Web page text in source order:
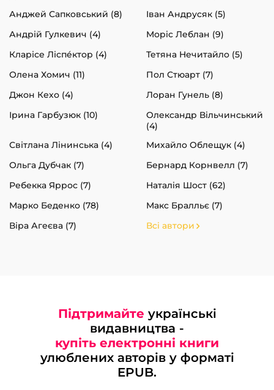
Анджей Сапковський (8)
Іван Андрусяк (5)
Андрій Гулкевич (4)
Моріс Леблан (9)
Кларісе Ліспéктор (4)
Тетяна Нечитайло (5)
Олена Хомич (11)
Пол Стюарт (7)
Джон Кехо (4)
Лоран Гунель (8)
Ірина Гарбузюк (10)
Олександр Вільчинський
(4)
Світлана Лінинська (4)
Михайло Облещук (4)
Ольга Дубчак (7)
Бернард Корнвелл (7)
Ребекка Яррос (7)
Наталія Шост (62)
Марко Беденко (78)
Макс Бралльє (7)
Віра Агеєва (7)
Всі автори
Підтримайте українські
видавництва -
купіть електронні книги
улюблених авторів у форматі
EPUB.